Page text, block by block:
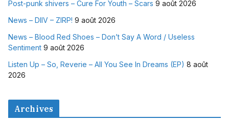
Post-punk shivers – Cure For Youth – Scars 9 août 2026
News – DIIV – ZIRP! 9 août 2026
News – Blood Red Shoes – Don’t Say A Word / Useless
Sentiment 9 août 2026
Listen Up – So, Reverie – All You See In Dreams (EP) 8 août
2026
Archives